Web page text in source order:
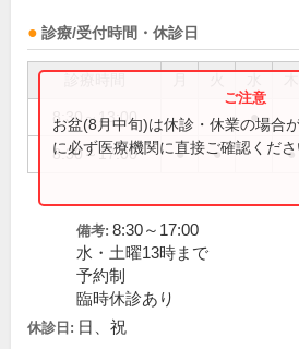
診療/受付時間・休診日
8:30～13:00 ●
8:30～17:00 ● ● ●
お盆(8月中旬)は休診・休業の場合
に必ず医療機関に直接ご確認くださ
備考: 8:30～17:00
水・土曜13時まで
予約制
臨時休診あり
休診日: 日、祝